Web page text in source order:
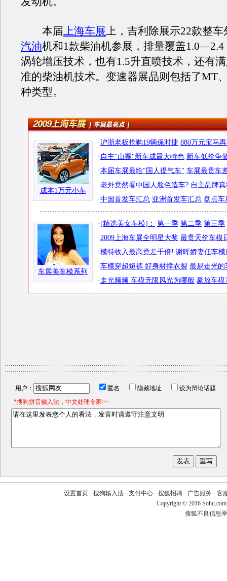
本届上海车展上，吉利除展示22款整车
汽油机和1款柴油机参展，排量覆盖1.0—2.4
涡轮增压技术，也有1.5升直喷技术，还有
准的柴油机技术。变速器展品则包括了MT
种类型。
成本1万元小车
·沪浙老板抢购19辆保时捷 880万元宝马
· 自主"山寨"新车成最大特色 新车低价争
·本届车展最给"国人提气车" 车展最贵车
·老外竟然看中国人脸色造车? 自主品牌
·中国首发车汇总 亚洲首发车汇总 盘点车
车展美车模系列
· [精选美女车模]： 第一季 第二季 第三季
·2009上海车展全明星大奖 最贵天价车模
·模特收入最高竟差千倍! 谢晖娇妻任车
·车模穿超短裤 好身材撑衣裂 最易走光的
· 走光频频 车模无限风光为哪般 豪放车模
用户： 匿名 隐藏地址
设为辩论话题
*搜狗拼音输入法，中文处理专家>>
设置首页- 搜狗输入法- 支付中心- 搜狐招聘- 广告服务 - 客
Copyright © 2016
搜狐不良信息